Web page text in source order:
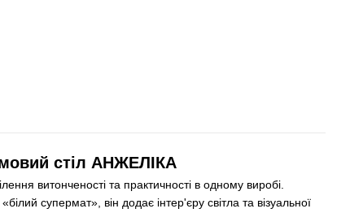
стіл АНЖЕЛІКА
витонченості та практичності в одному виробі.
супермат», він додає інтер'єру світла та візуальної